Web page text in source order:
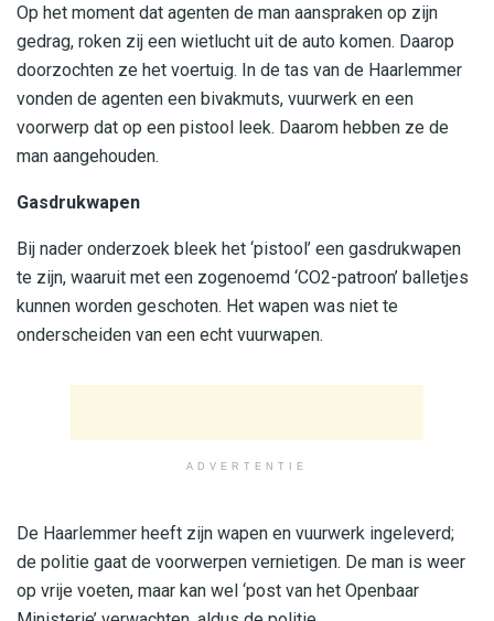
Op het moment dat agenten de man aanspraken op zijn
gedrag, roken zij een wietlucht uit de auto komen. Daarop
doorzochten ze het voertuig. In de tas van de Haarlemmer
vonden de agenten een bivakmuts, vuurwerk en een
voorwerp dat op een pistool leek. Daarom hebben ze de
man aangehouden.
Gasdrukwapen
Bij nader onderzoek bleek het ‘pistool’ een gasdrukwapen
te zijn, waaruit met een zogenoemd ‘CO2-patroon’ balletjes
kunnen worden geschoten. Het wapen was niet te
onderscheiden van een echt vuurwapen.
ADVERTENTIE
De Haarlemmer heeft zijn wapen en vuurwerk ingeleverd;
de politie gaat de voorwerpen vernietigen. De man is weer
op vrije voeten, maar kan wel ‘post van het Openbaar